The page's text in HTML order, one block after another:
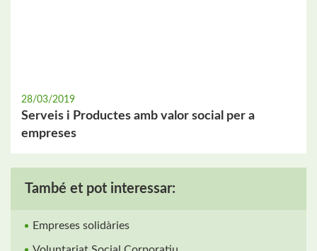
28/03/2019
Serveis i Productes amb valor social per a
empreses
També et pot interessar:
Empreses solidàries